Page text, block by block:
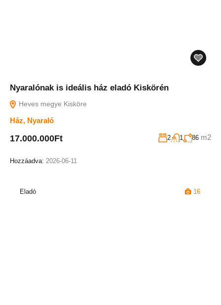
Nyaralónak is ideális ház eladó Kiskörén
Heves megye Kisköre
Ház, Nyaraló
17.000.000Ft 2 1 86 m2
Hozzáadva: 2026-06-11
Eladó 16